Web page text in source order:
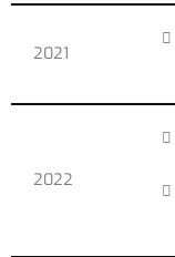
2021
2022